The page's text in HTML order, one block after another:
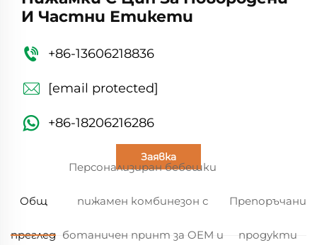
И Частни Етикети
+86-13606218836
[email protected]
+86-18206216286
Заявка
Общ
преглед
Персонализиран бебешки
пижамен комбинезон с
ботаничен принт за OEM и
Препоръчани
продукти